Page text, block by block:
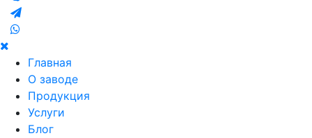
Главная
О заводе
Продукция
Услуги
Блог